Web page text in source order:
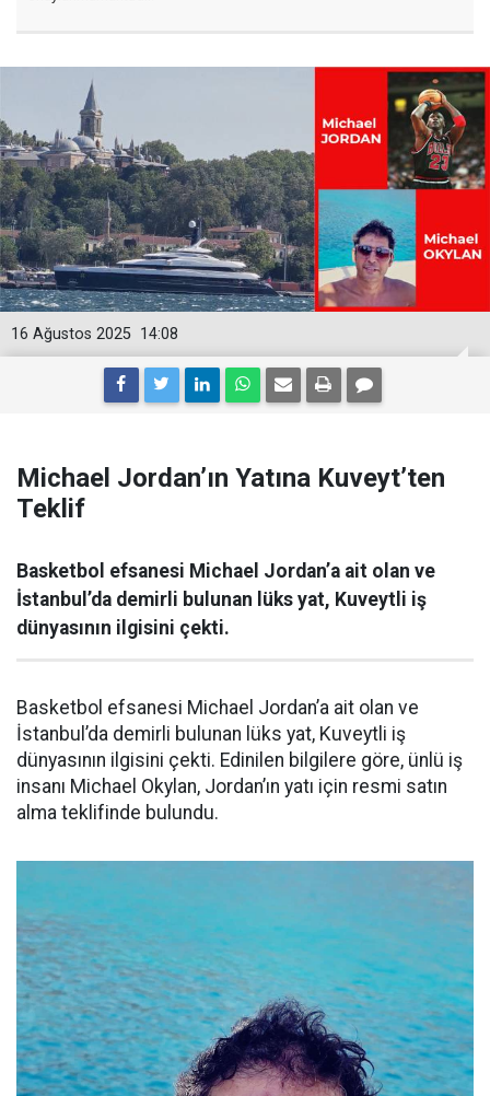
14:08
16 Ağustos 2025
Michael Jordan’ın Yatına Kuveyt’ten
Teklif
Basketbol efsanesi Michael Jordan’a ait olan ve
İstanbul’da demirli bulunan lüks yat, Kuveytli iş
dünyasının ilgisini çekti.
Basketbol efsanesi Michael Jordan’a ait olan ve
İstanbul’da demirli bulunan lüks yat, Kuveytli iş
dünyasının ilgisini çekti. Edinilen bilgilere göre, ünlü iş
insanı Michael Okylan, Jordan’ın yatı için resmi satın
alma teklifinde bulundu.